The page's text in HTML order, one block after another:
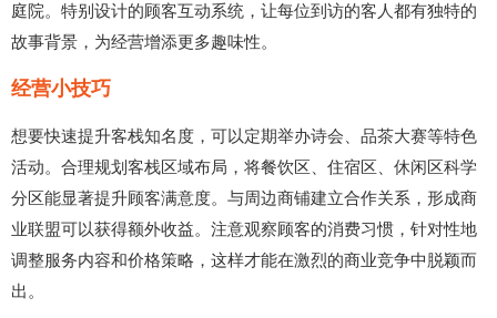
庭院。特别设计的顾客互动系统，让每位到访的客人都有独特的
故事背景，为经营增添更多趣味性。
经营小技巧
想要快速提升客栈知名度，可以定期举办诗会、品茶大赛等特色
活动。合理规划客栈区域布局，将餐饮区、住宿区、休闲区科学
分区能显著提升顾客满意度。与周边商铺建立合作关系，形成商
业联盟可以获得额外收益。注意观察顾客的消费习惯，针对性地
调整服务内容和价格策略，这样才能在激烈的商业竞争中脱颖而
出。